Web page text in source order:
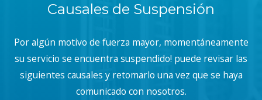
Causales de Suspensión
Por algún motivo de fuerza mayor, momentáneamente
su servicio se encuentra suspendido! puede revisar las
siguientes causales y retomarlo una vez que se haya
comunicado con nosotros.